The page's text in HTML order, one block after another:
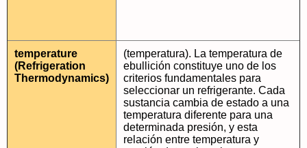
temperature
(Refrigeration
Thermodynamics)
(temperatura). La temperatura de
ebullición constituye uno de los
criterios fundamentales para
seleccionar un refrigerante. Cada
sustancia cambia de estado a una
temperatura diferente para una
determinada presión, y esta
relación entre temperatura y